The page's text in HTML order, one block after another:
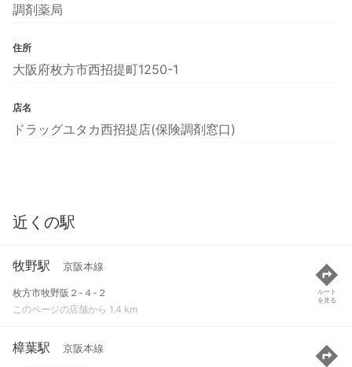
調剤薬局
住所
大阪府枚方市西招提町1250-1
店名
ドラッグユタカ西招提店(保険調剤窓口)
近くの駅
牧野駅 京阪本線
枚方市牧野阪２-４-２
このページの店舗から 1.4 km
ルート
を見る
樟葉駅 京阪本線